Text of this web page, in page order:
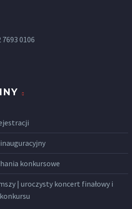
7693 0106
konkursowe
| uroczysty koncert finałowy i